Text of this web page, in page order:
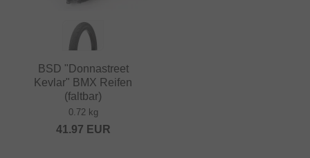
BSD "Donnastreet
Kevlar" BMX Reifen
(faltbar)
0.72 kg
41.97 EUR